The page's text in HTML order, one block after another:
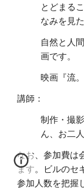
とどまる
なみを見
自然と人
画です。
映画『流
講師：
制作・撮
ん、お二
なお、参加費は
ます。ビルのセ
参加人数を把握